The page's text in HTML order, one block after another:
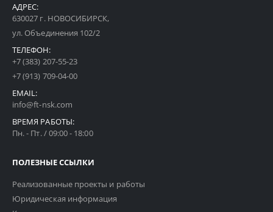
АДРЕС:
630027 г. НОВОСИБИРСК,
ул. Объединения 102/2
ТЕЛЕФОН:
+7 (383) 207-55-23
+7 (913) 709-04-00
EMAIL:
info@ft-nsk.com
ВРЕМЯ РАБОТЫ:
Пн. - Пт. / 09:00 - 18:00
ПОЛЕЗНЫЕ ССЫЛКИ
Реализованные проекты и работы
Юридическая информация